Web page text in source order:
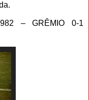
– GRÊMIO 0-1